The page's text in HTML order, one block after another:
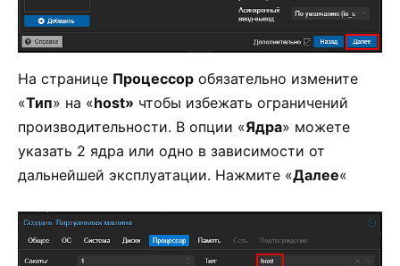
На странице Процессор обязательно измените
«Тип» на «host» чтобы избежать ограничений
производительности. В опции «Ядра» можете
указать 2 ядра или одно в зависимости от
дальнейшей эксплуатации. Нажмите «Далее«